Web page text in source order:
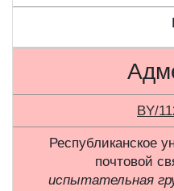
BY/
Республиканское
почтовой
испытательная